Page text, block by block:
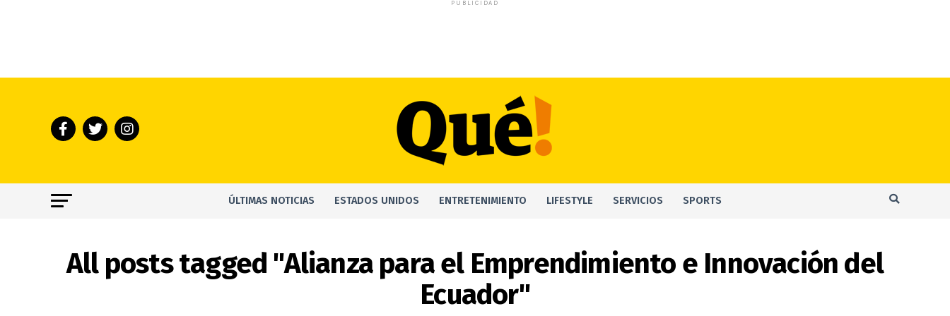
PUBLICIDAD
ÚLTIMAS NOTICIAS ESTADOS UNIDOS ENTRETENIMIENTO LIFESTYLE SERVICIOS SPORTS
All posts tagged "Alianza para el Emprendimiento e Innovación del
Ecuador"